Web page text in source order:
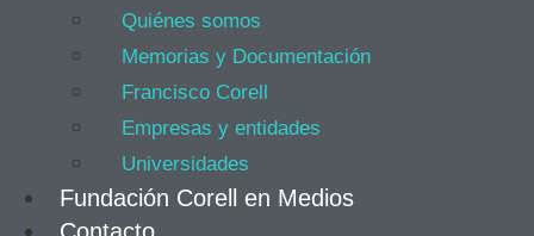
Quiénes somos
Memorias y Documentación
Francisco Corell
Empresas y entidades
Universidades
Fundación Corell en Medios